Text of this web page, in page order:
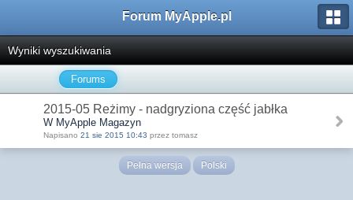
Forum MyApple.pl
Wyniki wyszukiwania
Forums
2015-05 Reżimy - nadgryziona część jabłka
W MyApple Magazyn
Napisano 21 sie 2015 10:43 przez tomasz
Pełna wersja Polski